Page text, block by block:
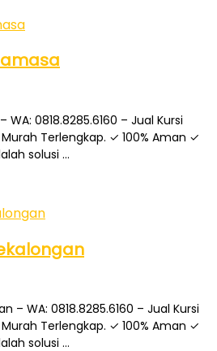
0818.8285.6160 – Jual Kursi
Terlengkap. ✓ 100% Aman ✓
solusi …
– WA: 0818.8285.6160 – Jual Kursi
Terlengkap. ✓ 100% Aman ✓
solusi …